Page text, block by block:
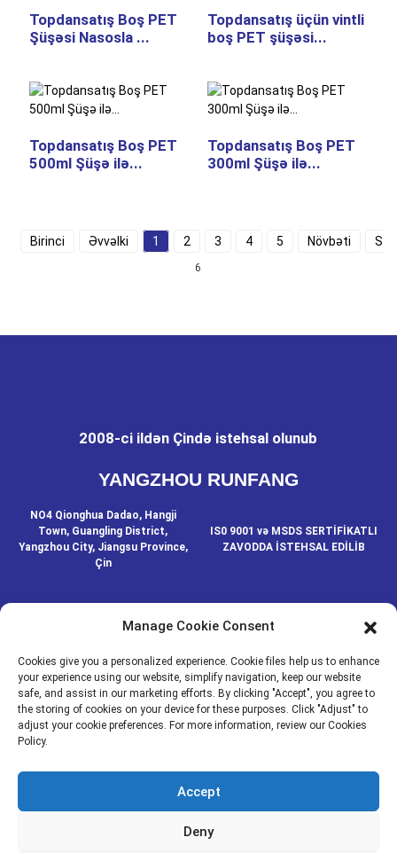
Topdansatış Boş PET
Şüşəsi Nasosla ...
Topdansatış üçün vintli
boş PET şüşəsi...
Topdansatış Boş PET
500ml Şüşə ilə...
Topdansatış Boş PET
300ml Şüşə ilə...
Birinci Əvvəlki 1 2 3 4 5 Növbəti
6
2008-ci ildən Çində istehsal olunub
YANGZHOU RUNFANG
NO4 Qionghua Dadao, Hangji
Town, Guangling District,
Yangzhou City, Jiangsu Province,
Çin
IS0 9001 və MSDS SERTİFİKATLI
ZAVODDA İSTEHSAL EDİLİB
BIZIMLƏ ƏLAQƏ SAXLAYIN
© MÜƏLLİF HÜQUQLARI - 2020-2024: BÜTÜN HÜQUQLAR
QORUNUR.- Sayt xəritəsi Resource
MEDIA
XƏBƏRLƏR
HAQQIMIZDA
Manage Cookie Consent
Cookies give you a personalized experience. Cookie files help us to enhance
your experience using our website, simplify navigation, keep our website
safe, and assist in our marketing efforts. By clicking "Accept", you agree to
the storing of cookies on your device for these purposes. Click "Adjust" to
adjust your cookie preferences. For more information, review our Cookies
Policy.
Accept
Deny